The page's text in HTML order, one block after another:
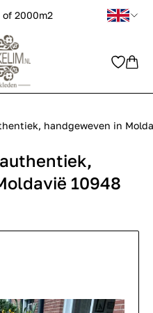
of 2000m2
handgeweven in
10948